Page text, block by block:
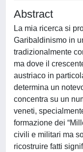
Abstract
La mia ricerca si
Garibaldinismo in
tradizionalmente
ma dove il
austriaco in
determina un
concentra su un
veneti,
formazione dei
civili e militari ma
ricostruire fatti